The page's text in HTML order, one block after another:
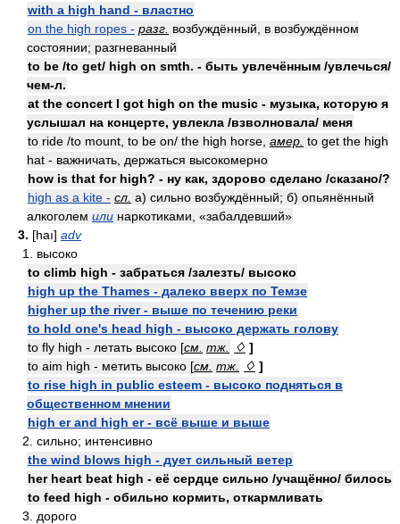
with a high hand - властно
on the high ropes - разг. возбуждённый, в возбуждённом
состоянии; разгневанный
to be /to get/ high on smth. - быть увлечённым /увлечься/
чем-л.
at the concert I got high on the music - музыка, которую я
услышал на концерте, увлекла /взволновала/ меня
to ride /to mount, to be on/ the high horse, амер. to get the high
hat - важничать, держаться высокомерно
how is that for high? - ну как, здорово сделано /сказано/?
high as a kite - сл. а) сильно возбуждённый; б) опьянённый
алкоголем или наркотиками, «забалдевший»
3. [haı] adv
1. высоко
to climb high - забраться /залезть/ высоко
high up the Thames - далеко вверх по Темзе
higher up the river - выше по течению реки
to hold one's head high - высоко держать голову
to fly high - летать высоко [см. тж. ♢ ]
to aim high - метить высоко [см. тж. ♢ ]
to rise high in public esteem - высоко подняться в
общественном мнении
high er and high er - всё выше и выше
2. сильно; интенсивно
the wind blows high - дует сильный ветер
her heart beat high - её сердце сильно /учащённо/ билось
to feed high - обильно кормить, откармливать
3. дорого